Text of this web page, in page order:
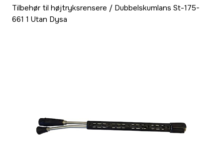
Tilbehør til højtryksrensere / Dubbelskumlans St-175-
661 1 Utan Dysa